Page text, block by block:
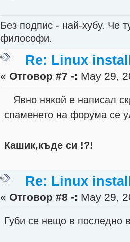
Без подпис - най-хубу. Че
философи.
Re: Linux
« Отговор #7 -: May 29,
Явно някой е написал
спаменето на форума се
Кашик,къде си !?!
Re: Linux
« Отговор #8 -: May 29,
Губи се нещо в последно